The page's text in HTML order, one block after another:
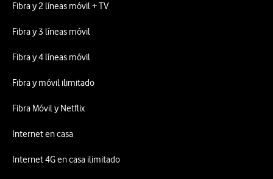
Fibra y 2 líneas móvil + TV
Fibra y 3 líneas móvil
Fibra y 4 líneas móvil
Fibra y móvil ilimitado
Fibra Móvil y Netflix
Internet en casa
Internet 4G en casa ilimitado